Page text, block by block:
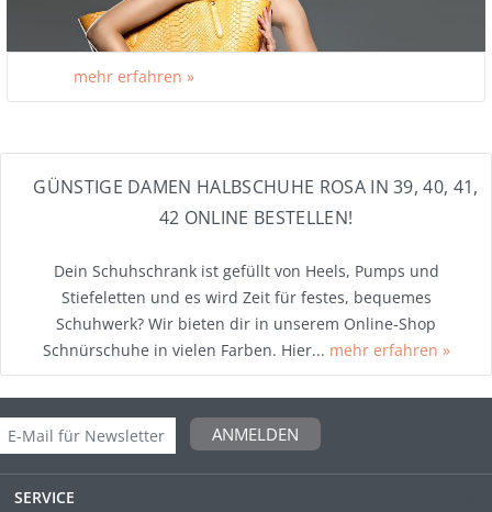
mehr erfahren »
GÜNSTIGE DAMEN HALBSCHUHE ROSA IN 39, 40, 41,
42 ONLINE BESTELLEN!
Dein Schuhschrank ist gefüllt von Heels, Pumps und
Stiefeletten und es wird Zeit für festes, bequemes
Schuhwerk? Wir bieten dir in unserem Online-Shop
Schnürschuhe in vielen Farben. Hier... mehr erfahren »
ANMELDEN
SERVICE